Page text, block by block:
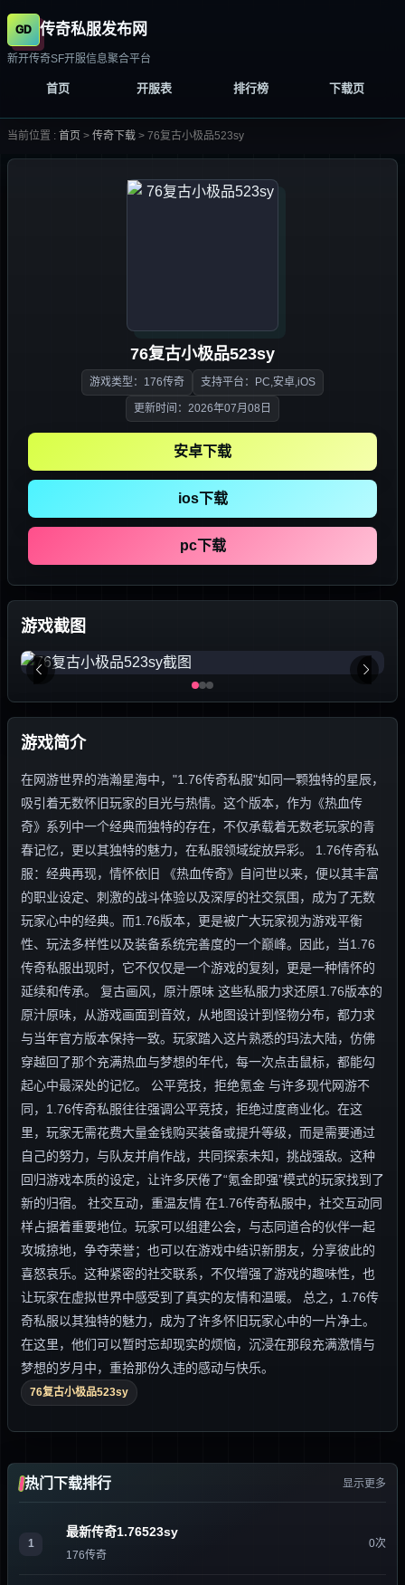
传奇私服发布网
新开传奇SF开服信息聚合平台
首页 开服表 排行榜 下载页
当前位置 : 首页 > 传奇下载 > 76复古小极品523sy
76复古小极品523sy
游戏类型：176传奇 支持平台：PC,安卓,iOS
更新时间：2026年07月08日
安卓下载
ios下载
pc下载
游戏截图
游戏简介
在网游世界的浩瀚星海中，"1.76传奇私服"如同一颗独特的星辰，
吸引着无数怀旧玩家的目光与热情。这个版本，作为《热血传
奇》系列中一个经典而独特的存在，不仅承载着无数老玩家的青
春记忆，更以其独特的魅力，在私服领域绽放异彩。 1.76传奇私
服：经典再现，情怀依旧 《热血传奇》自问世以来，便以其丰富
的职业设定、刺激的战斗体验以及深厚的社交氛围，成为了无数
玩家心中的经典。而1.76版本，更是被广大玩家视为游戏平衡
性、玩法多样性以及装备系统完善度的一个巅峰。因此，当1.76
传奇私服出现时，它不仅仅是一个游戏的复刻，更是一种情怀的
延续和传承。 复古画风，原汁原味 这些私服力求还原1.76版本的
原汁原味，从游戏画面到音效，从地图设计到怪物分布，都力求
与当年官方版本保持一致。玩家踏入这片熟悉的玛法大陆，仿佛
穿越回了那个充满热血与梦想的年代，每一次点击鼠标，都能勾
起心中最深处的记忆。 公平竞技，拒绝氪金 与许多现代网游不
同，1.76传奇私服往往强调公平竞技，拒绝过度商业化。在这
里，玩家无需花费大量金钱购买装备或提升等级，而是需要通过
自己的努力，与队友并肩作战，共同探索未知，挑战强敌。这种
回归游戏本质的设定，让许多厌倦了“氪金即强”模式的玩家找到了
新的归宿。 社交互动，重温友情 在1.76传奇私服中，社交互动同
样占据着重要地位。玩家可以组建公会，与志同道合的伙伴一起
攻城掠地，争夺荣誉；也可以在游戏中结识新朋友，分享彼此的
喜怒哀乐。这种紧密的社交联系，不仅增强了游戏的趣味性，也
让玩家在虚拟世界中感受到了真实的友情和温暖。 总之，1.76传
奇私服以其独特的魅力，成为了许多怀旧玩家心中的一片净土。
在这里，他们可以暂时忘却现实的烦恼，沉浸在那段充满激情与
梦想的岁月中，重拾那份久违的感动与快乐。
76复古小极品523sy
热门下载排行 显示更多
1
最新传奇1.76523sy
176传奇
0次